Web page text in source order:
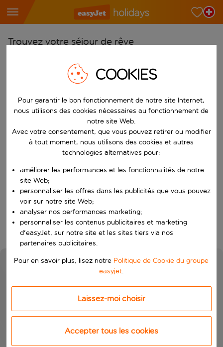
Trouvez votre séjour de rêve
Choisissez votre aéroport
Commencez à taper pour la saisie automatique. Lorsque les
Choisissez votre destination
Vers
Choisissez vos dates
Quand
Rechercher
COOKIES
Pour garantir le bon fonctionnement de notre site Internet,
nous utilisons des cookies nécessaires au fonctionnement de
notre site Web.
Avec votre consentement, que vous pouvez retirer ou modifier
à tout moment, nous utilisons des cookies et autres
technologies alternatives pour:
améliorer les performances et les fonctionnalités de notre
site Web;
personnaliser les offres dans les publicités que vous pouvez
voir sur notre site Web;
analyser nos performances marketing;
personnaliser les contenus publicitaires et marketing
d'easyJet, sur notre site et les sites tiers via nos
partenaires publicitaires.
Pour en savoir plus, lisez notre Politique de Cookie du groupe
easyjet.
Laissez-moi choisir
Accepter tous les cookies